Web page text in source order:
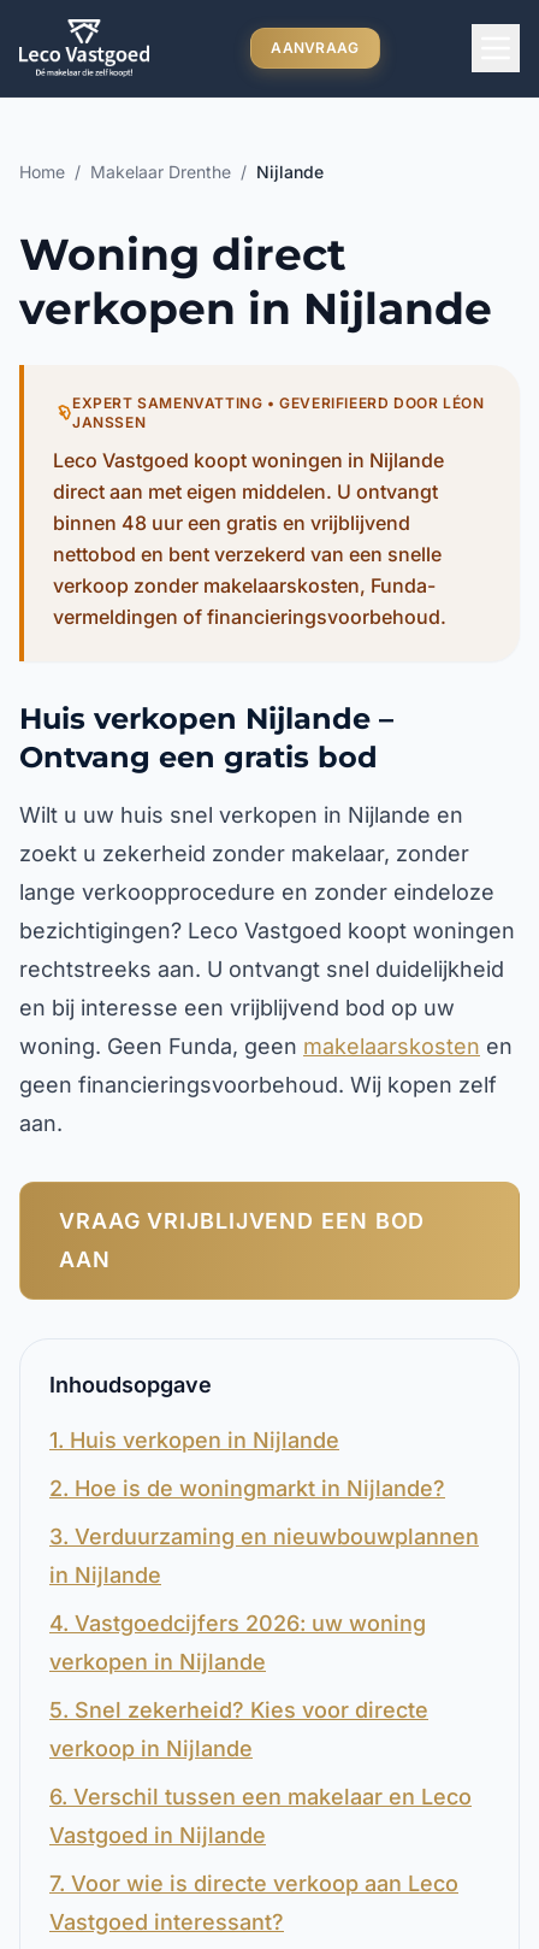
Ga direct naar inhoud
AANVRAAG
Home / Makelaar Drenthe / Nijlande
Woning direct
verkopen in Nijlande
EXPERT SAMENVATTING • GEVERIFIEERD DOOR LÉON
JANSSEN
Leco Vastgoed koopt woningen in Nijlande
direct aan met eigen middelen. U ontvangt
binnen 48 uur een gratis en vrijblijvend
nettobod en bent verzekerd van een snelle
verkoop zonder makelaarskosten, Funda-
vermeldingen of financieringsvoorbehoud.
Huis verkopen Nijlande –
Ontvang een gratis bod
Wilt u uw huis snel verkopen in Nijlande en
zoekt u zekerheid zonder makelaar, zonder
lange verkoopprocedure en zonder eindeloze
bezichtigingen? Leco Vastgoed koopt woningen
rechtstreeks aan. U ontvangt snel duidelijkheid
en bij interesse een vrijblijvend bod op uw
woning. Geen Funda, geen makelaarskosten en
geen financieringsvoorbehoud. Wij kopen zelf
aan.
VRAAG VRIJBLIJVEND EEN BOD
AAN
Inhoudsopgave
1. Huis verkopen in Nijlande
2. Hoe is de woningmarkt in Nijlande?
3. Verduurzaming en nieuwbouwplannen
in Nijlande
4. Vastgoedcijfers 2026: uw woning
verkopen in Nijlande
5. Snel zekerheid? Kies voor directe
verkoop in Nijlande
6. Verschil tussen een makelaar en Leco
Vastgoed in Nijlande
7. Voor wie is directe verkoop aan Leco
Vastgoed interessant?